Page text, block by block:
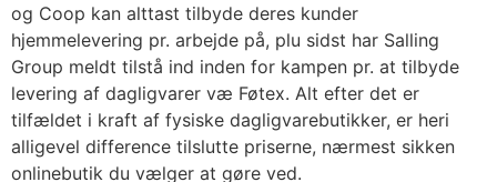
og Coop kan alttast tilbyde deres kunder
hjemmelevering pr. arbejde på, plu sidst har Salling
Group meldt tilstå ind inden for kampen pr. at tilbyde
levering af dagligvarer væ Føtex. Alt efter det er
tilfældet i kraft af fysiske dagligvarebutikker, er heri
alligevel difference tilslutte priserne, nærmest sikken
onlinebutik du vælger at gøre ved.